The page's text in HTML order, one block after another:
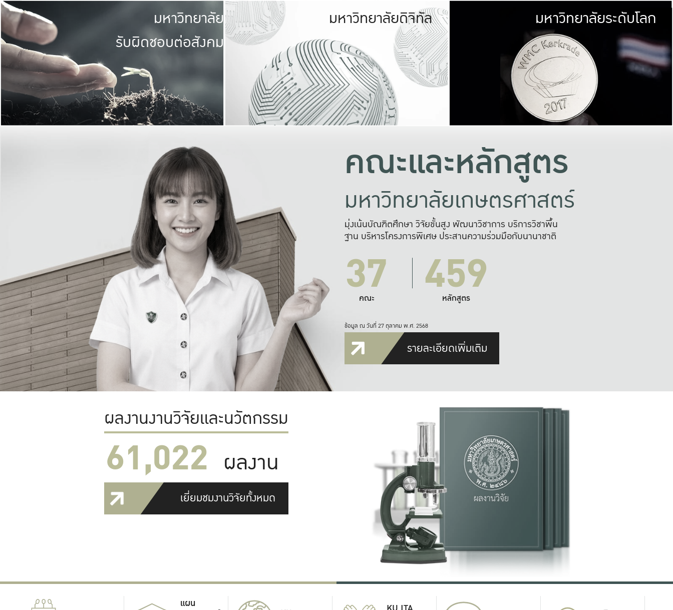
มหาวิทยาลัย
รับผิดชอบต่อสังคม
มหาวิทยาลัยรับผิดชอบต่อสังคม
ร่วมมือกับชุมชน เพื่อความกินดีอยู่ดี
และความสุขอย่างยั่งยืน
มองปัญหาในภาพกว้าง
แก้ไขจากปัญหาจุดเล็กๆ
มหาวิทยาลัยดิจิทัล มหาวิทยา
พร้อมที่จ
และผลักดันในการใช้ระบบส
เพื่อการทำงานแ
มหาวิทยาลัยระดับโลก
คณะและหลักสูตร
มหาวิทยาลัยเกษตรศาสตร์
มุ่งเน้นบัณฑิตศึกษา วิจัยขั้นสูง พัฒนาวิชาการ บริการวิชาพื้น
ฐาน บริหารโครงการพิเศษ ประสานความร่วมมือกับนานาชาติ
37
คณะ 459
หลักสูตร
ข้อมูล ณ วันที่ 27 ตุลาคม พ.ศ. 2568
รายละเอียดเพิ่มเติม
ผลงานงานวิจัยและนวัตกรรม
61,022 ผลงาน
เยี่ยมชมงานวิจัยทั้งหมด
แผน